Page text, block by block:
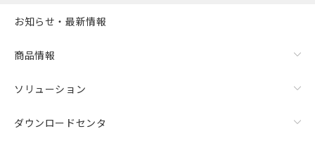
お知らせ・最新情報
商品情報
ソリューション
ダウンロードセンタ